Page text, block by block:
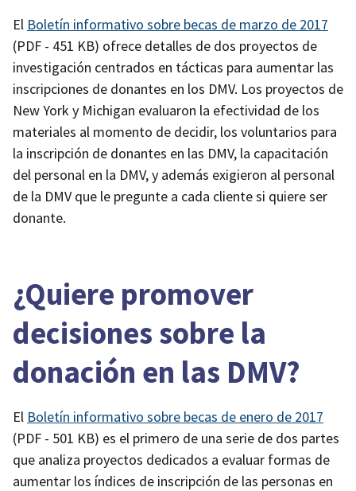
El Boletín informativo sobre becas de marzo de 2017
(PDF - 451 KB) ofrece detalles de dos proyectos de
investigación centrados en tácticas para aumentar las
inscripciones de donantes en los DMV. Los proyectos de
New York y Michigan evaluaron la efectividad de los
materiales al momento de decidir, los voluntarios para
la inscripción de donantes en las DMV, la capacitación
del personal en la DMV, y además exigieron al personal
de la DMV que le pregunte a cada cliente si quiere ser
donante.
¿Quiere promover
decisiones sobre la
donación en las DMV?
El Boletín informativo sobre becas de enero de 2017
(PDF - 501 KB) es el primero de una serie de dos partes
que analiza proyectos dedicados a evaluar formas de
aumentar los índices de inscripción de las personas en